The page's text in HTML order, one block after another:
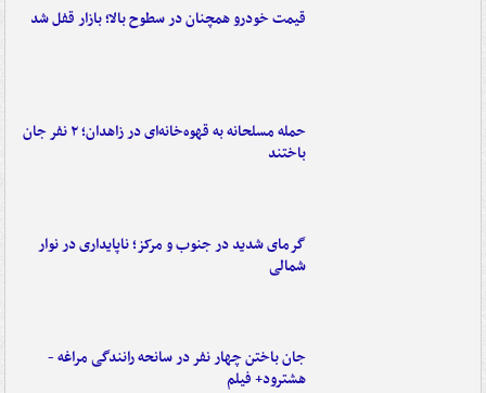
قیمت خودرو همچنان در سطوح بالا؛ بازار قفل شد
حمله مسلحانه به قهوه‌خانه‌ای در زاهدان؛ ۲ نفر جان
باختند
گرمای شدید در جنوب و مرکز؛ ناپایداری در نوار
شمالی
جان باختن چهار نفر در سانحه رانندگی مراغه -
هشترود+ فیلم